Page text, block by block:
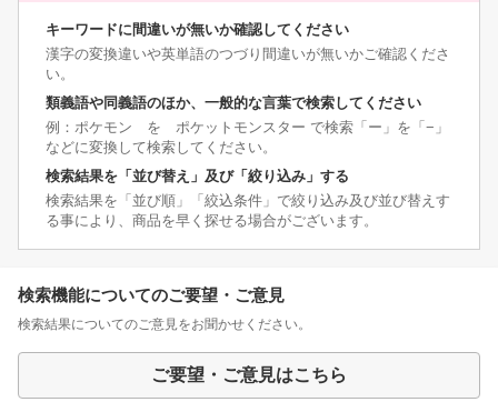
キーワードに間違いが無いか確認してください
漢字の変換違いや英単語のつづり間違いが無いかご確認くださ
い。
類義語や同義語のほか、一般的な言葉で検索してください
例：ポケモン を ポケットモンスター で検索「ー」を「−」
などに変換して検索してください。
検索結果を「並び替え」及び「絞り込み」する
検索結果を「並び順」「絞込条件」で絞り込み及び並び替えす
る事により、商品を早く探せる場合がございます。
検索機能についてのご要望・ご意見
検索結果についてのご意見をお聞かせください。
ご要望・ご意見はこちら